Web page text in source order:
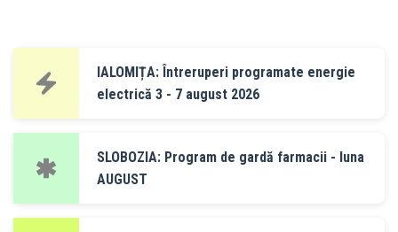
IALOMIȚA: Întreruperi programate energie
electrică 3 - 7 august 2026
SLOBOZIA: Program de gardă farmacii - luna
AUGUST